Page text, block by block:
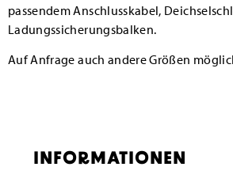
passendem Anschlusskabel,
Ladungssicherungsbalken.
Auf Anfrage auch andere Größen
INFORMATIONEN